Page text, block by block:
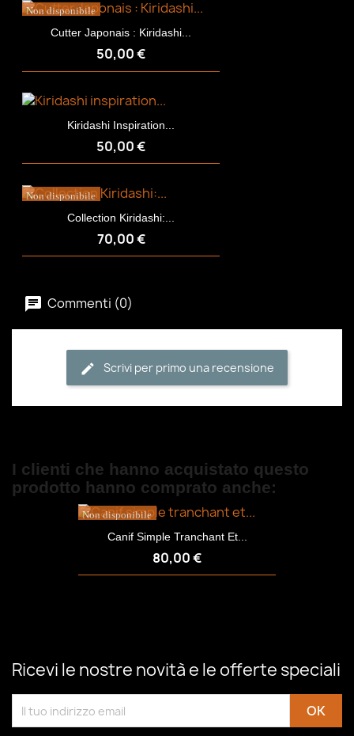
Cutter Japonais : Kiridashi...
50,00 €
Non disponibile
Kiridashi Inspiration...
50,00 €
Collection Kiridashi:...
70,00 €
Non disponibile
Commenti (0)
Scrivi per primo una recensione
I clienti che hanno acquistato questo
prodotto hanno comprato anche:
Canif Simple Tranchant Et...
80,00 €
Non disponibile
Ricevi le nostre novità e le offerte speciali